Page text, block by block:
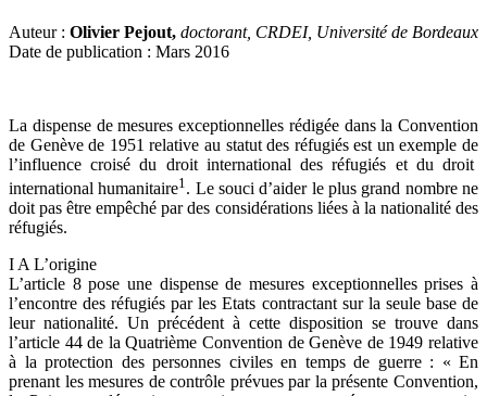
Auteur : Olivier Pejout, doctorant, CRDEI, Université de Bordeaux
Date de publication : Mars 2016
La dispense de mesures exceptionnelles rédigée dans la Convention
de Genève de 1951 relative au statut des réfugiés est un exemple de
l’influence croisé du droit international des réfugiés et du droit
international humanitaire1 . Le souci d’aider le plus grand nombre ne
doit pas être empêché par des considérations liées à la nationalité des
réfugiés.
I A L’origine
L’article 8 pose une dispense de mesures exceptionnelles prises à
l’encontre des réfugiés par les Etats contractant sur la seule base de
leur nationalité. Un précédent à cette disposition se trouve dans
l’article 44 de la Quatrième Convention de Genève de 1949 relative
à la protection des personnes civiles en temps de guerre : « En
prenant les mesures de contrôle prévues par la présente Convention,